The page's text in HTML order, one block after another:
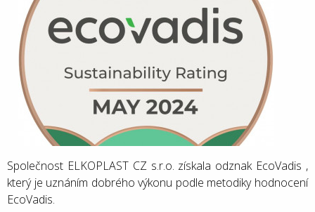
Společnost ELKOPLAST CZ s.r.o. získala odznak EcoVadis ,
který je uznáním dobrého výkonu podle metodiky hodnocení
EcoVadis.